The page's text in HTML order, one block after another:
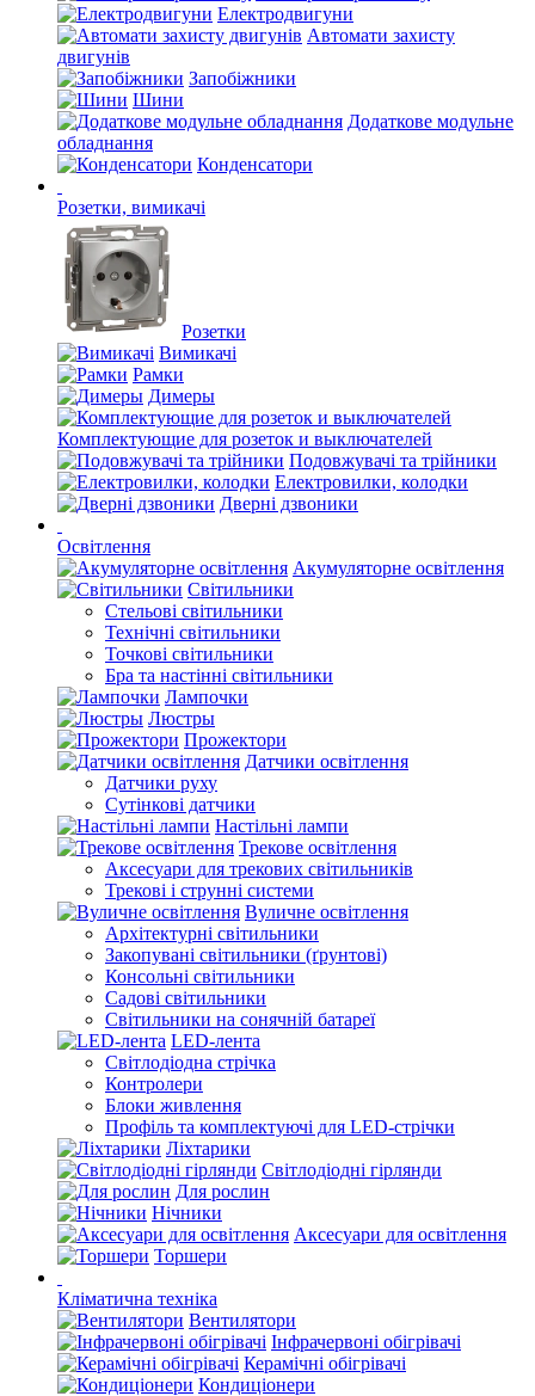
Електродвигуни
Автомати захисту
двигунів
Запобіжники
Шини
Додаткове модульне
обладнання
Конденсатори
Розетки, вимикачі
Розетки
Вимикачі
Рамки
Димеры
Комплектующие для розеток и выключателей
Подовжувачі та трійники
Електровилки, колодки
Дверні дзвоники
Освітлення
Акумуляторне освітлення
Світильники
Стельові світильники
Технічні світильники
Точкові світильники
Бра та настінні світильники
Лампочки
Люстры
Прожектори
Датчики освітлення
Датчики руху
Сутінкові датчики
Настільні лампи
Трекове освітлення
Аксесуари для трекових світильників
Трекові і струнні системи
Вуличне освітлення
Архітектурні світильники
Закопувані світильники (ґрунтові)
Консольні світильники
Садові світильники
Світильники на сонячній батареї
LED-лента
Світлодіодна стрічка
Контролери
Блоки живлення
Профіль та комплектуючі для LED-стрічки
Ліхтарики
Світлодіодні гірлянди
Для рослин
Нічники
Аксесуари для освітлення
Торшери
Кліматична техніка
Вентилятори
Інфрачервоні обігрівачі
Керамічні обігрівачі
Кондиціонери